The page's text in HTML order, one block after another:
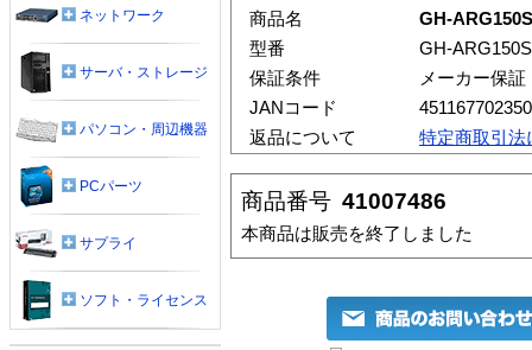
商品名
GH-
型番
GH-
保証条件
メーカー保証
JANコード
返品について
特定商取引法
商品番号 41007486
本商品は販売を終了しました
ネットワーク
サーバ・ストレージ
パソコン・周辺機器
PCパーツ
サプライ
ソフト・ライセンス